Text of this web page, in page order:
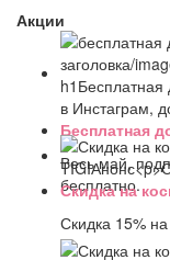
Акции
Бесплатная
Весь май,
бесплатно.
Скидка на
Скидка 15%